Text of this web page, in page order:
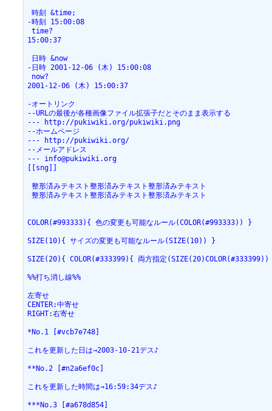
時刻 &time;
-時刻 15:00:08
time?
15:00:37
日時 &now
-日時 2001-12-06 (木) 15:00:08
now?
2001-12-06 (木) 15:00:37
-オートリンク
--URLの最後が各種画像ファイル拡張子だとそのまま表示する
--- http://pukiwiki.org/pukiwiki.png
--ホームページ
--- http://pukiwiki.org/
--メールアドレス
--- info@pukiwiki.org
[[sng]]
整形済みテキスト整形済みテキスト整形済みテキスト
整形済みテキスト整形済みテキスト整形済みテキスト
COLOR(#993333){ 色の変更も可能なルール(COLOR(#993333)) }
SIZE(10){ サイズの変更も可能なルール(SIZE(10)) }
SIZE(20){ COLOR(#333399){ 両方指定
%%打ち消し線%%
左寄せ
CENTER:中寄せ
RIGHT:右寄せ
*No.1 [#vcb7e748]
これを更新した日は→2003-10-21デス♪
**No.2 [#n2a6ef0c]
これを更新した時間は→16:59:34デス♪
***No.3 [#a678d854]